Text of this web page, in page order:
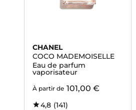
CHANEL
COCO MADEMOISELLE
Eau de parfum
vaporisateur
À partir de 101,00 €
4,8 (141)